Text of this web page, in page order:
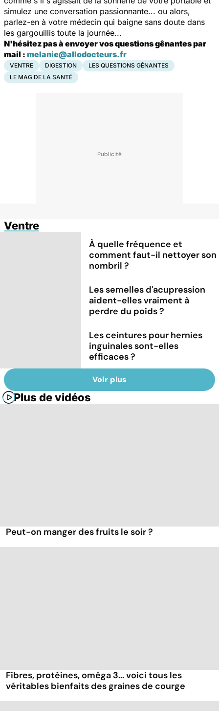
simulez une conversation passionnante... ou alors,
parlez-en à votre médecin qui baigne sans doute dans
les gargouillis toute la journée...
N'hésitez pas à envoyer vos questions gênantes par
mail : melanie@allodocteurs.fr
VENTRE DIGESTION
LES QUESTIONS GÊNANTES
LE MAG DE LA SANTÉ
Ventre
À quelle fréquence et
comment faut-il nettoyer son
nombril ?
Les semelles d'acupression
aident-elles vraiment à
perdre du poids ?
Les ceintures pour hernies
inguinales sont-elles
efficaces ?
Voir plus
Plus de vidéos
Peut-on manger des fruits le soir ?
Fibres, protéines, oméga 3... voici tous les
véritables bienfaits des graines de courge